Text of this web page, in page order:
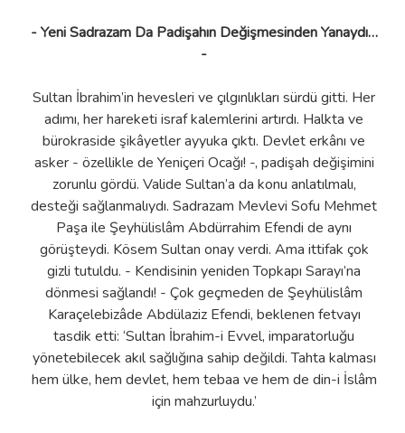
- Yeni Sadrazam Da Padişahın Değişmesinden Yanaydı…
-
Sultan İbrahim’in hevesleri ve çılgınlıkları sürdü gitti. Her
adımı, her hareketi israf kalemlerini artırdı. Halkta ve
bürokraside şikâyetler ayyuka çıktı. Devlet erkânı ve
asker - özellikle de Yeniçeri Ocağı! -, padişah değişimini
zorunlu gördü. Valide Sultan’a da konu anlatılmalı,
desteği sağlanmalıydı. Sadrazam Mevlevi Sofu Mehmet
Paşa ile Şeyhülislâm Abdürrahim Efendi de aynı
görüşteydi. Kösem Sultan onay verdi. Ama ittifak çok
gizli tutuldu. - Kendisinin yeniden Topkapı Sarayı’na
dönmesi sağlandı! - Çok geçmeden de Şeyhülislâm
Karaçelebizâde Abdülaziz Efendi, beklenen fetvayı
tasdik etti: ‘Sultan İbrahim-i Evvel, imparatorluğu
yönetebilecek akıl sağlığına sahip değildi. Tahta kalması
hem ülke, hem devlet, hem tebaa ve hem de din-i İslâm
için mahzurluydu.’